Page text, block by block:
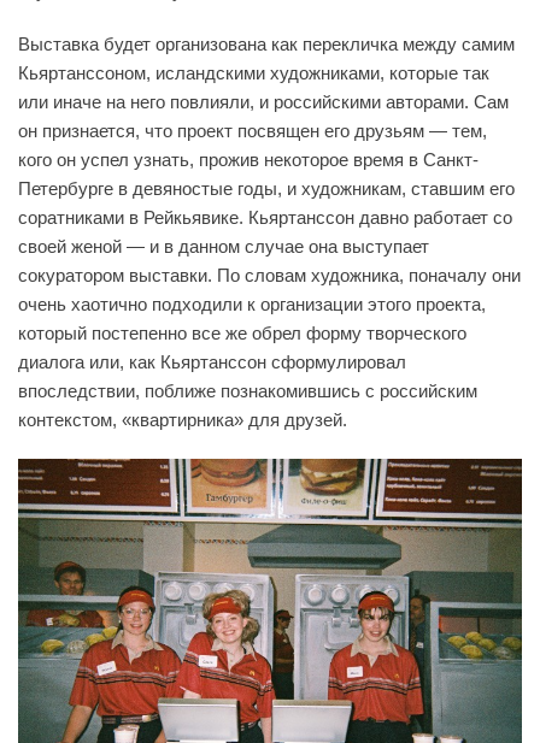
Выставка будет организована как перекличка между самим
Кьяртанссоном, исландскими художниками, которые так
или иначе на него повлияли, и российскими авторами. Сам
он признается, что проект посвящен его друзьям — тем,
кого он успел узнать, прожив некоторое время в Санкт-
Петербурге в девяностые годы, и художникам, ставшим его
соратниками в Рейкьявике. Кьяртанссон давно работает со
своей женой — и в данном случае она выступает
сокуратором выставки. По словам художника, поначалу они
очень хаотично подходили к организации этого проекта,
который постепенно все же обрел форму творческого
диалога или, как Кьяртанссон сформулировал
впоследствии, поближе познакомившись с российским
контекстом, «квартирника» для друзей.